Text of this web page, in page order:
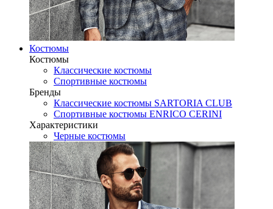
Костюмы
Костюмы
Классические костюмы
Спортивные костюмы
Бренды
Классические костюмы SARTORIA CLUB
Спортивные костюмы ENRICO CERINI
Характеристики
Черные костюмы